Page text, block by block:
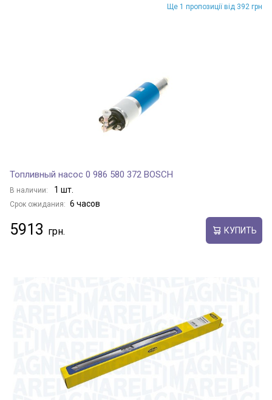
Ще 1 пропозиції від 392 грн
Топливный насос 0 986 580 372 BOSCH
В наличии: 1 шт.
Срок ожидания: 6 часов
5913 КУПИТЬ